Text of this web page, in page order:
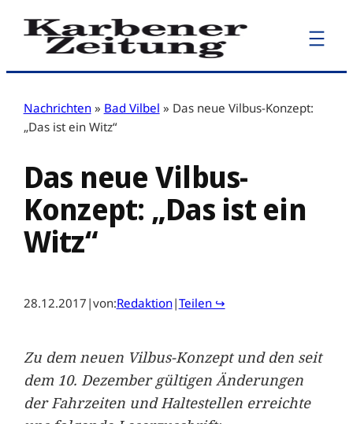
Zum
Inhalt
Nachrichten » Bad Vilbel » Das neue Vilbus-Konzept:
„Das ist ein Witz“
Das neue Vilbus-
Konzept: „Das ist ein
Witz“
28.12.2017 |von:Redaktion|Teilen ↪
Zu dem neuen Vilbus-Konzept und den seit
dem 10. Dezember gültigen Änderungen
der Fahrzeiten und Haltestellen erreichte